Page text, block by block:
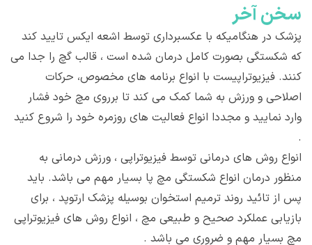
سخن آخر
پزشک در هنگامیکه با عکسبرداری توسط اشعه ایکس تایید کند
که شکستگی بصورت کامل درمان شده است ، قالب گچ را جدا می
کنند. فیزیوتراپیست با انواع برنامه های مخصوص، حرکات
اصلاحی و ورزش به شما کمک می کند تا برروی مچ خود فشار
وارد نمایید و مجددا انواع فعالیت های روزمره خود را شروع کنید
.
انواع روش های درمانی توسط فیزیوتراپی ، ورزش درمانی به
منظور درمان انواع شکستگی مچ پا بسیار مهم می باشد. باید
پس از تائید روند ترمیم استخوان بوسیله پزشک ارتوپد ، برای
بازیابی عملکرد صحیح و طبیعی مچ ، انواع روش های فیزیوتراپی
مچ بسیار مهم و ضروری می باشد .